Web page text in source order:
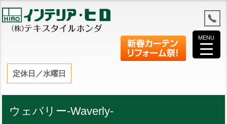
定休日／水曜日
ウェバリー-Waverly-
MENU